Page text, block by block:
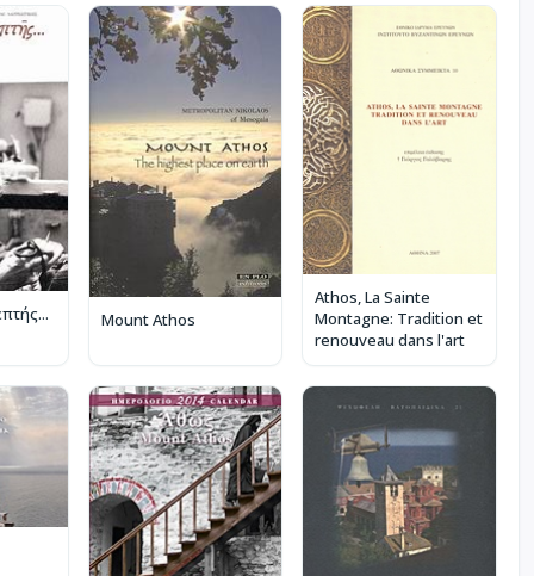
Mount Athos
Athos, La Sainte
Montagne: Tradition et
renouveau dans l'art